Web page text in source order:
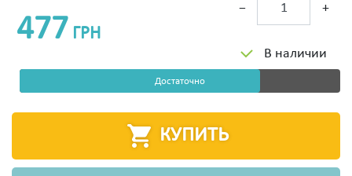
477 ГРН
− +
В наличии
Достаточно
КУПИТЬ